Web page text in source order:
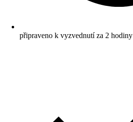
připraveno k vyzvednutí za 2 hodiny